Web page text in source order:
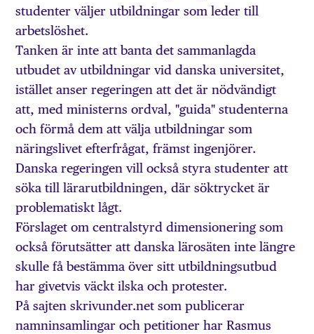
studenter väljer utbildningar som leder till
arbetslöshet.
Tanken är inte att banta det sammanlagda
utbudet av utbildningar vid danska universitet,
istället anser regeringen att det är nödvändigt
att, med ministerns ordval, "guida" studenterna
och förmå dem att välja utbildningar som
näringslivet efterfrågat, främst ingenjörer.
Danska regeringen vill också styra studenter att
söka till lärarutbildningen, där söktrycket är
problematiskt lågt.
Förslaget om centralstyrd dimensionering som
också förutsätter att danska lärosäten inte längre
skulle få bestämma över sitt utbildningsutbud
har givetvis väckt ilska och protester.
På sajten skrivunder.net som publicerar
namninsamlingar och petitioner har Rasmus